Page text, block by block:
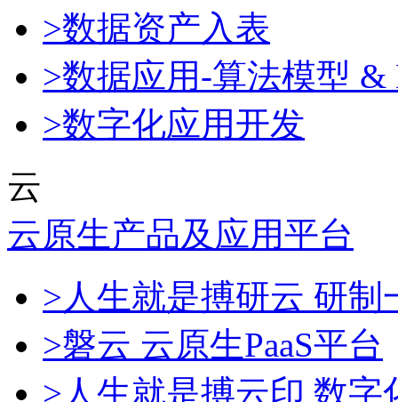
>数据资产入表
>数据应用-算法模型 &
>数字化应用开发
云
云原生产品及应用平台
>人生就是搏研云 研
>磐云 云原生PaaS平台
>人生就是搏云印 数字